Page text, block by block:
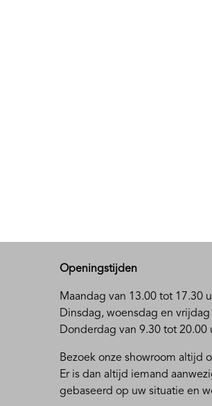
Openingstijden
Maandag van 13.00 tot 17.30
Dinsdag, woensdag en
Donderdag van 9.30 tot 20.00
Bezoek onze showroom altijd
Er is dan altijd iemand
gebaseerd op uw situatie en